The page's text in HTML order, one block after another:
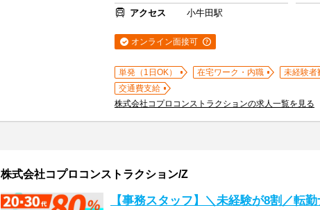
アクセス
小牛田駅
オンライン面接可
単発（1日OK） 在宅ワーク・内職 未経験者
交通費支給
株式会社コプロコンストラクションの求人一覧を見る
株式会社コプロコンストラクション/Z
【事務スタッフ】＼未経験が8割／転